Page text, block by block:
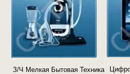
З/Ч Мелкая Бытовая Техника